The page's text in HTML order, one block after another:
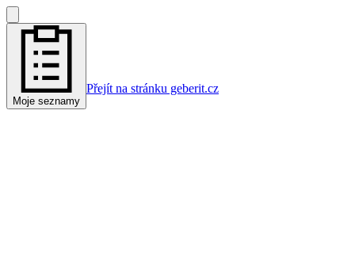
Moje seznamy
Přejít na stránku geberit.cz